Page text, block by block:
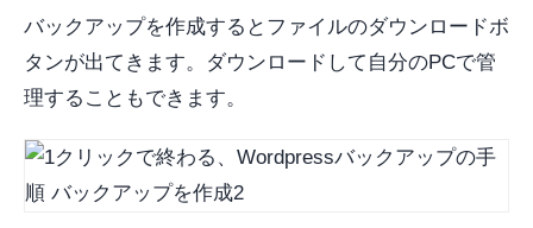
バックアップを作成するとファイルのダウンロードボ
タンが出てきます。ダウンロードして自分のPCで管
理することもできます。